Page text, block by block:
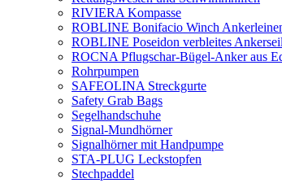
RIVIERA Kompasse
ROBLINE Bonifacio Winch
ROBLINE Poseidon verbleites
ROCNA Pflugschar-Bügel-Anker aus
Rohrpumpen
SAFEOLINA Streckgurte
Safety Grab Bags
Segelhandschuhe
Signal-Mundhörner
Signalhörner mit Handpumpe
STA-PLUG Leckstopfen
Stechpaddel